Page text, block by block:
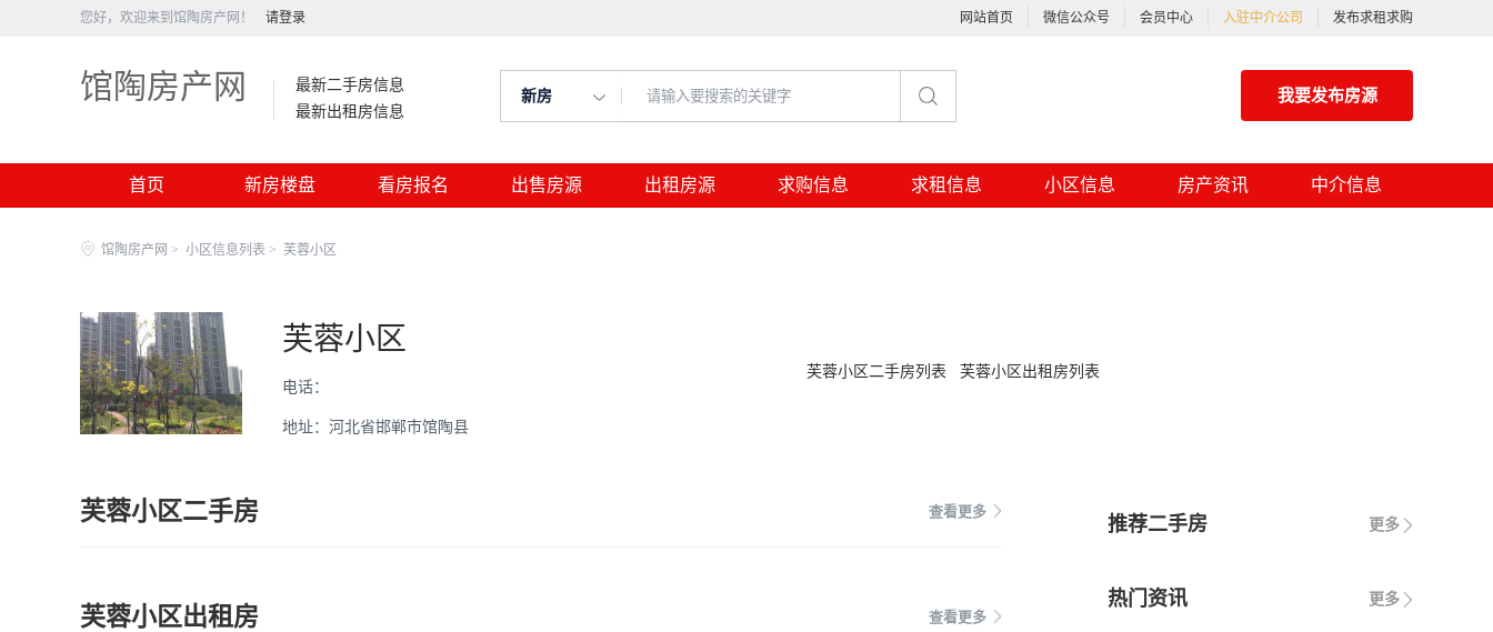
您好，欢迎来到馆陶房产网！ 请登录 网站首页 微信公众号 会员中心 入驻中介公司 发布求租求购
馆陶房产网
最新二手房信息
最新出租房信息
新房 我要发布房源
首页 新房楼盘 看房报名 出售房源 出租房源 求购信息 求租信息 小区信息 房产资讯 中介信息
馆陶房产网 > 小区信息列表 > 芙蓉小区
芙蓉小区
电话：
地址：河北省邯郸市馆陶县
芙蓉小区二手房列表 芙蓉小区出租房列表
芙蓉小区二手房 查看更多
芙蓉小区出租房 查看更多
更多
推荐二手房
更多
热门资讯